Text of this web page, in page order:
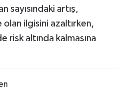
sayısındaki artış,
olan ilgisini azaltırken,
risk altında kalmasına